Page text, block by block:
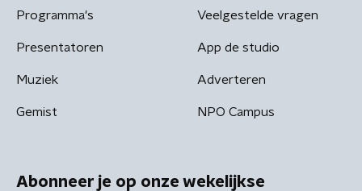
Programma's
Presentatoren
Muziek
Gemist
Veelgestelde vragen
App de studio
Adverteren
NPO Campus
Abonneer je op onze wekelijkse